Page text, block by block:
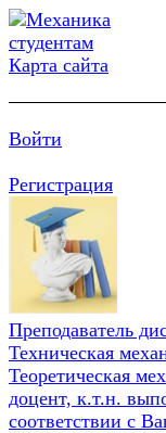
Карта сайта
Войти
Регистрация
Преподаватель
Техническая
Теоретическая
доцент, к.т.н.
соответствии с